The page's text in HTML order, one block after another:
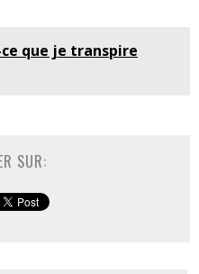
que je transpire
SUR: